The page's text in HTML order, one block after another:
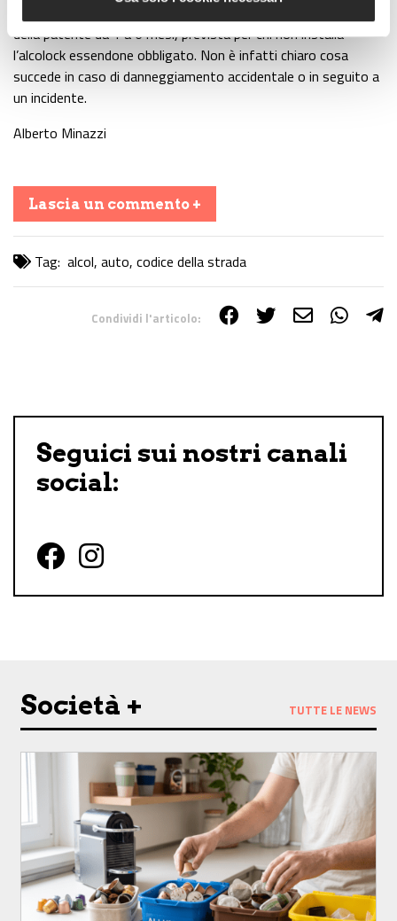
della patente da 1 a 6 mesi) prevista per chi non installa
l’alcolock essendone obbligato. Non è infatti chiaro cosa
succede in caso di danneggiamento accidentale o in seguito a
un incidente.
Alberto Minazzi
Lascia un commento +
Tag: alcol, auto, codice della strada
Condividi l'articolo:
Seguici sui nostri canali
social:
Follow us on Facebook
Follow us on Instagram
Società + TUTTE LE NEWS